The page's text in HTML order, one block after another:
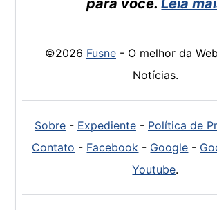
©2026 Fusne- O melhor da
Notícias.
Sobre- Expediente- Política de
Contato - Facebook - Google -
Youtube.